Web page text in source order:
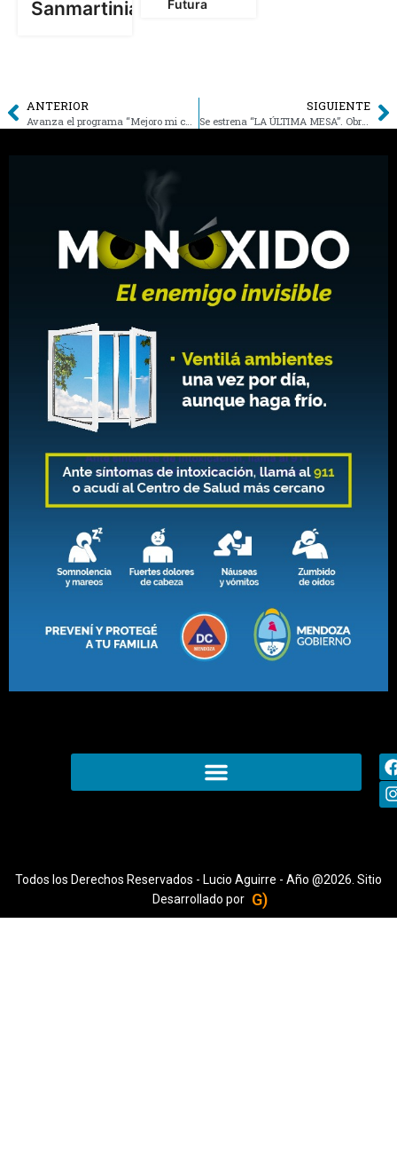
SanmartinianosFutura
ANTERIOR SIGUIENTE
Se estrena “LA ÚLTIMA MESA”. Obra en homenaje al Dia del Trabajador
Todos los Derechos Reservados - Lucio Aguirre - Año @2026. Sitio
Desarrollado por G)